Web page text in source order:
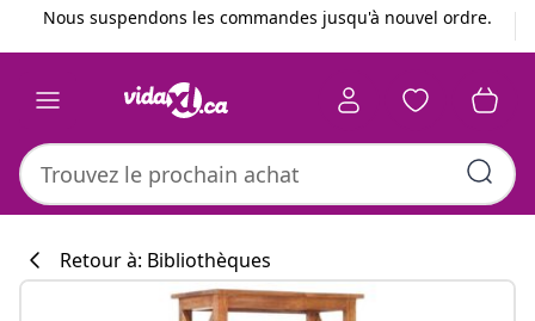
Précédent
Suivant
Nous suspendons les commandes jusqu'à nouvel ordre.
Retour à: Bibliothèques